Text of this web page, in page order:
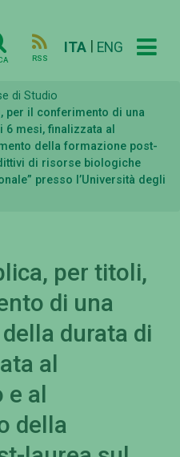
RSS
ITA ENG
di Studio
per il conferimento di una
mesi, finalizzata al
della formazione post-
di risorse biologiche
presso l’Università degli
per titoli,
di una
durata di
al
al
della